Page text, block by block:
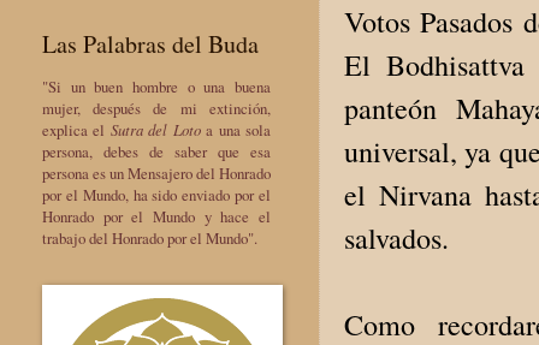
Votos Pasados
El Bodhisattva
panteón
universal, ya
el Nirvana
salvados.
Como
Las Palabras del Buda
"Si un buen hombre o una buena
mujer, después de mi extinción,
explica el Sutra del Lotoa una sola
persona, debes de saber que esa
persona es un Mensajero del Honrado
por el Mundo, ha sido enviado por el
Honrado por el Mundo y hace el
trabajo del Honrado por el Mundo".